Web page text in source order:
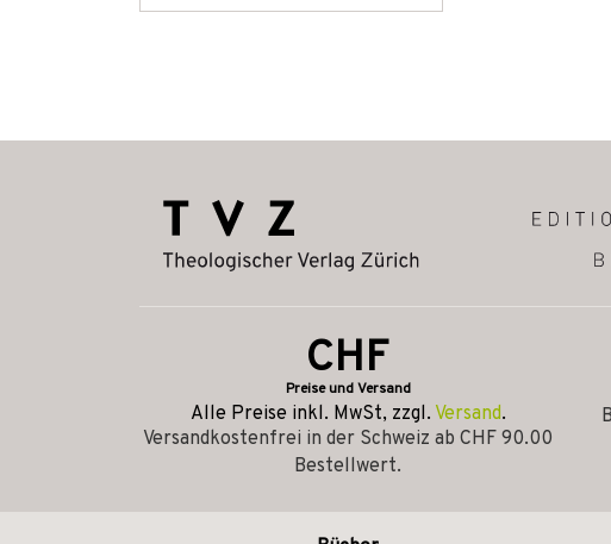
CHF
Preise und Versand
Alle Preise inkl. MwSt, zzgl. Versand.
Versandkostenfrei in der Schweiz ab CHF 90.00
Bestellwert.